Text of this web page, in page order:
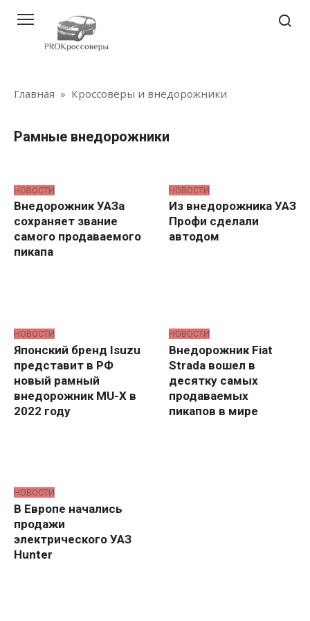
контенту
Главная » Кроссоверы и внедорожники
Рамные внедорожники
НОВОСТИ
Внедорожник УАЗа
сохраняет звание
самого продаваемого
пикапа
НОВОСТИ
Из внедорожника УАЗ
Профи сделали
автодом
НОВОСТИ
Японский бренд Isuzu
представит в РФ
новый рамный
внедорожник MU-X в
2022 году
НОВОСТИ
Внедорожник Fiat
Strada вошел в
десятку самых
продаваемых
пикапов в мире
НОВОСТИ
В Европе начались
продажи
электрического УАЗ
Hunter